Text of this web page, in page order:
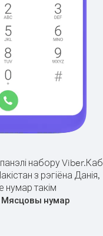
набору Viber.Каб
з рэгіёна Данія,
нумар такім
Мясцовы нумар